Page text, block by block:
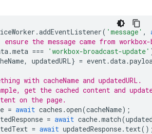
.addEventListener( 'message' ,
the message came from workbox-
.meta === 'workbox-broadcast-update'
, updatedURL} = event.data.
with cacheName and updatedURL.
get the cached content and
on the page.
= await caches .open(cacheName);
= await cache.match(
= await updatedResponse. text